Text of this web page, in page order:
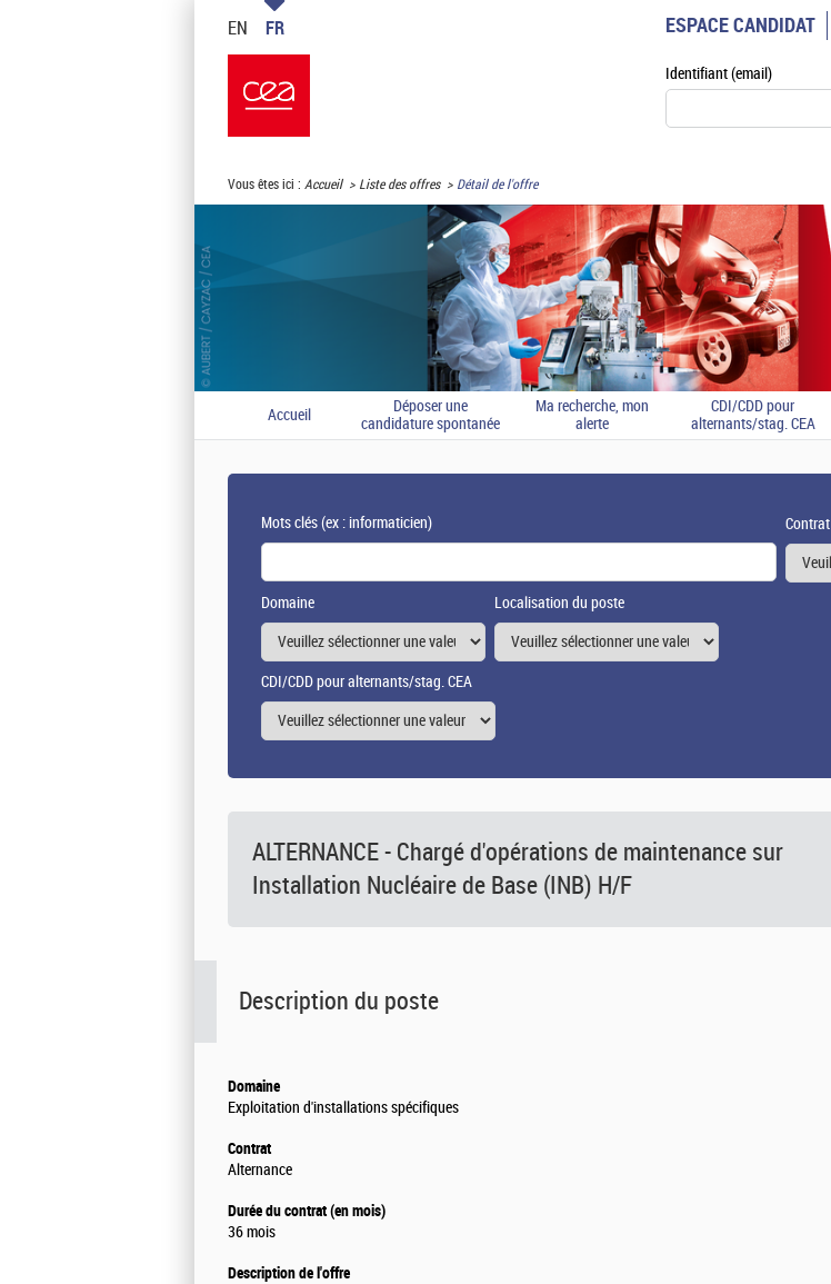
EN FR ESPACE CANDIDAT
Identifiant (email)
Vous êtes ici : Accueil Liste des offres Détail de l'offre
Accueil
Déposer une
candidature spontanée
Ma recherche, mon
alerte
CDI/CDD pour
alternants/stag. CEA
Mots clés(ex : informaticien) Contrat
Domaine Localisation du poste
CDI/CDD pour alternants/stag. CEA
ALTERNANCE - Chargé d'opérations de maintenance sur
Installation Nucléaire de Base (INB) H/F
Description du poste
Domaine
Exploitation d'installations spécifiques
Contrat
Alternance
Durée du contrat (en mois)
36 mois
Description de l'offre